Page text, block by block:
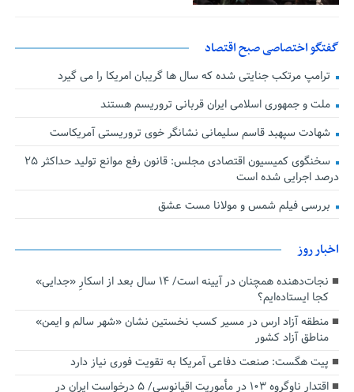
گفتگو اختصاصی صبح اقتصاد
ترامپ مرتکب جنایتی شده که سال ها گریبان امریکا را می گیرد
ملت و جمهوری اسلامی ایران قربانی تروریسم هستند
شهادت سپهبد قاسم سلیمانی نشانگر خوی تروریستی آمریکاست
سخنگوی کمیسیون اقتصادی مجلس: قانون رفع موانع تولید حداکثر ۲۵
درصد اجرایی شده است
بررسی فیلم شمس و مولانا مست عشق
اخبار روز
نجات‌دهنده‌ همچنان در آیینه است/ ۱۴ سال بعد از اسکارِ «جدایی»
کجا ایستاده‌ایم؟
منطقه آزاد ارس در مسیر کسب نخستین نشان «شهر سالم و ایمن»
مناطق آزاد کشور
پیت هگست: صنعت دفاعی آمریکا به تقویت فوری نیاز دارد
اقتدار ناوگروه ۱۰۳ در مأموریت‌ اقیانوسی/ ۵ درخواست ایران در